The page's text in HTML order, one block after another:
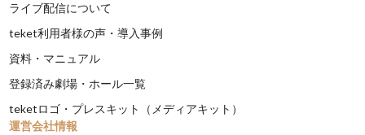
ライブ配信について
teket利用者様の声・導入事例
資料・マニュアル
登録済み劇場・ホール一覧
teketロゴ・プレスキット（メディアキット）
運営会社情報